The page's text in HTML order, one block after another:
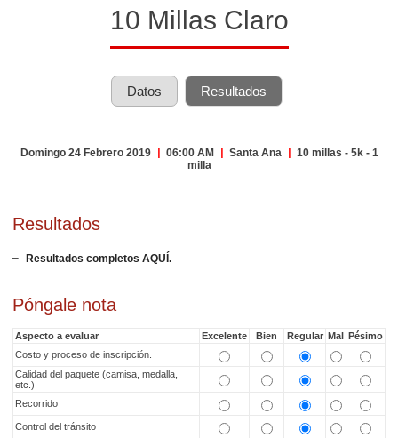
10 Millas Claro
Datos Resultados
Domingo 24 Febrero 2019 | 06:00 AM | Santa Ana | 10 millas - 5k - 1
milla
Resultados
Resultados completos AQUÍ.
Póngale nota
Aspecto a evaluar Excelente Bien Regular Mal Pésimo
Costo y proceso de inscripción.
Calidad del paquete (camisa, medalla,
etc.)
Recorrido
Control del tránsito